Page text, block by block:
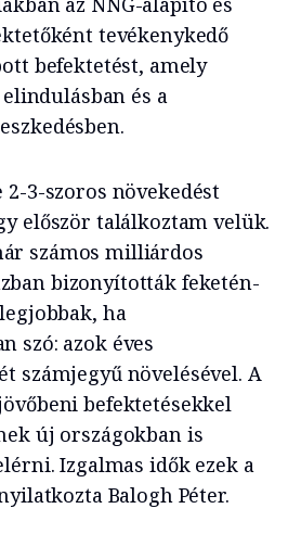
tevékenykedő
befektetést, amely
és a
2-3-szoros növekedést
először találkoztam velük.
számos milliárdos
bizonyították feketén-
ha
szó: azok éves
számjegyű növelésével. A
befektetésekkel
új országokban is
Izgalmas idők ezek a
Balogh Péter.